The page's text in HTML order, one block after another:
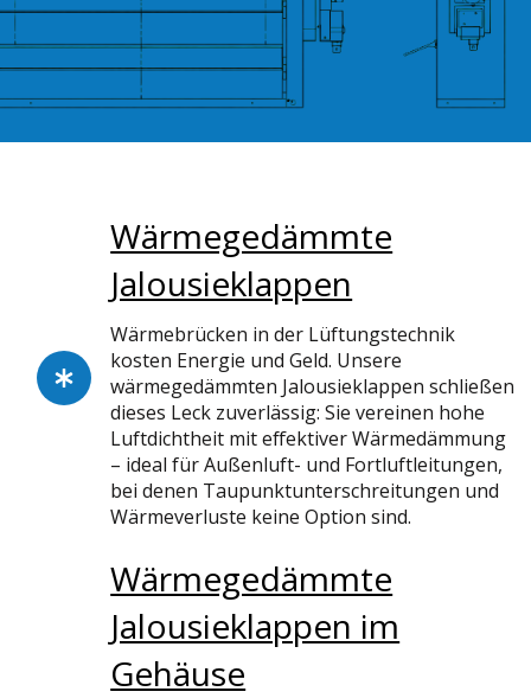
Wärmegedämmte
Jalousieklappen
Wärmebrücken in der Lüftungstechnik
kosten Energie und Geld. Unsere
wärmegedämmten Jalousieklappen schließen
dieses Leck zuverlässig: Sie vereinen hohe
Luftdichtheit mit effektiver Wärmedämmung
– ideal für Außenluft- und Fortluftleitungen,
bei denen Taupunktunterschreitungen und
Wärmeverluste keine Option sind.
Wärmegedämmte
Jalousieklappen im
Gehäuse